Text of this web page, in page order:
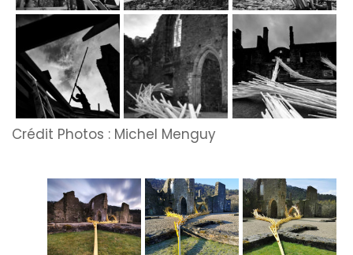
Crédit Photos : Michel Menguy